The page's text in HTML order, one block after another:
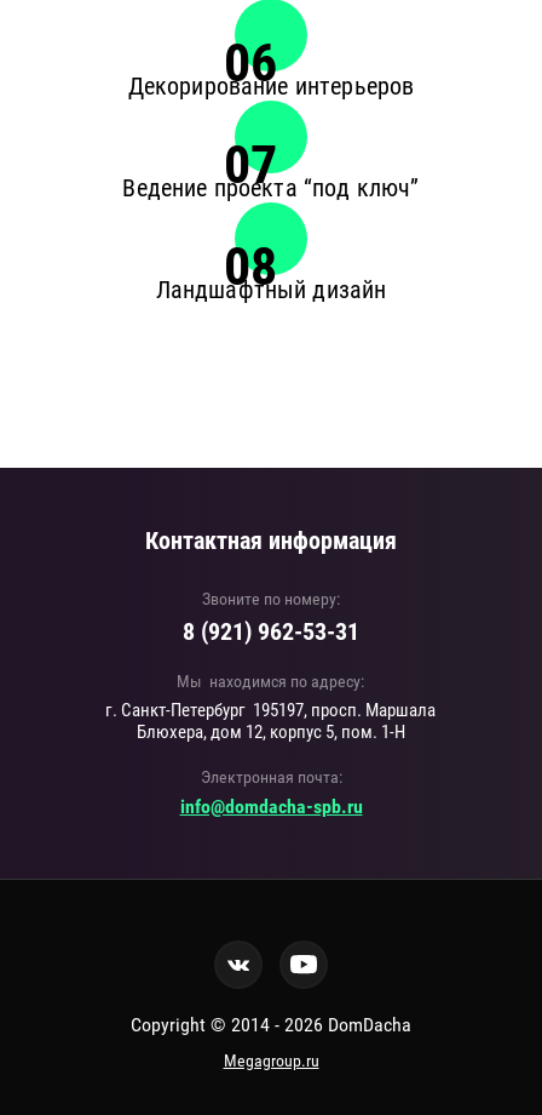
06
Декорирование интерьеров
07
Ведение проекта “под ключ”
08
Ландшафтный дизайн
Контактная информация
Звоните по номеру:
8 (921) 962-53-31
Мы находимся по адресу:
г. Санкт-Петербург 195197, просп. Маршала
Блюхера, дом 12, корпус 5, пом. 1-Н
Электронная почта:
info@domdacha-spb.ru
Copyright © 2014 - 2026 DomDacha
Megagroup.ru